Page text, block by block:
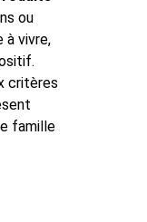
ou
à vivre,
critères
famille